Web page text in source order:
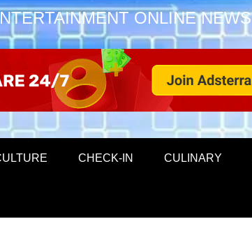
ONLINE NEWS
CHECK-IN CULINARY